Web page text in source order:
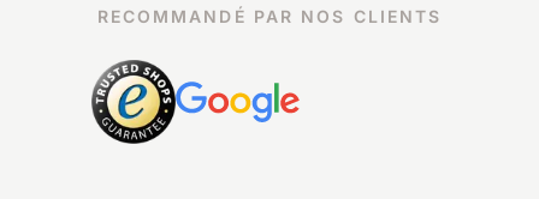
RECOMMANDÉ PAR NOS CLIENTS